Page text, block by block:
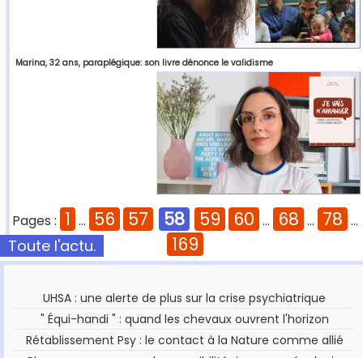
Marina, 32 ans, paraplégique: son livre dénonce le validisme
Pages : 1 ... 56 57 58 59 60 ... 68 ... 78 ...
169
Toute l'actu.
UHSA : une alerte de plus sur la crise psychiatrique
" Équi-handi " : quand les chevaux ouvrent l'horizon
Rétablissement Psy : le contact à la Nature comme allié